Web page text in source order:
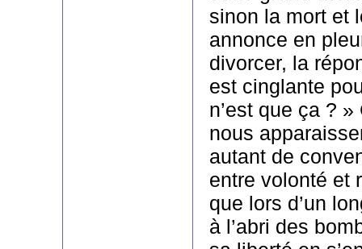
sinon la mort et
annonce en
divorcer, la
est cinglante
n’est que ça ?
nous
autant de
entre volonté et
que lors d’un
à l’abri des